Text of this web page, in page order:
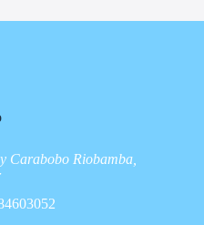
Carabobo Riobamba,